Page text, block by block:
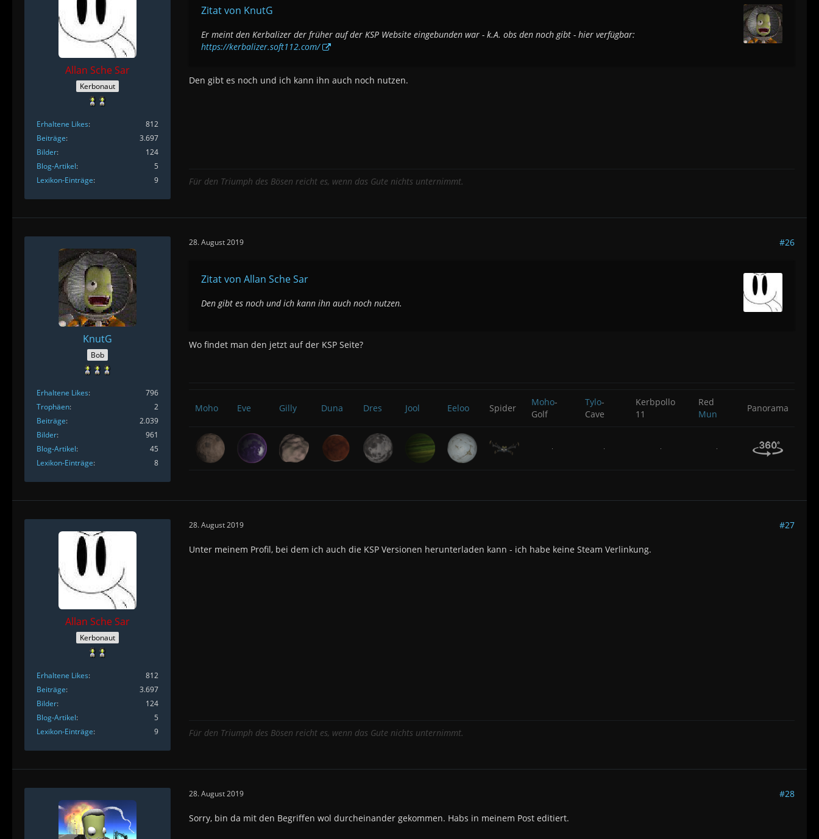
Allan Sche Sar
Kerbonaut
Erhaltene Likes
812
Beiträge
3.697
Bilder
124
Blog-Artikel
5
Lexikon-Einträge
9
Zitat von KnutG
Er meint den Kerbalizer der früher auf der KSP Website eingebunden war - k.A. obs den noch gibt - hier verfügbar:
https://kerbalizer.soft112.com/
Den gibt es noch und ich kann ihn auch noch nutzen.
Für den Triumph des Bösen reicht es, wenn das Gute nichts unternimmt.
KnutG
Bob
Erhaltene Likes
796
Trophäen
2
Beiträge
2.039
Bilder
961
Blog-Artikel
45
Lexikon-Einträge
8
28. August 2019 #26
Zitat von Allan Sche Sar
Den gibt es noch und ich kann ihn auch noch nutzen.
Wo findet man den jetzt auf der KSP Seite?
Moho Eve Gilly Duna Dres Jool Eeloo Spider
Moho-
Golf
Tylo-
Cave
Kerbpollo
11
Red
Mun
Panorama
Allan Sche Sar
Kerbonaut
Erhaltene Likes
812
Beiträge
3.697
Bilder
124
Blog-Artikel
5
Lexikon-Einträge
9
28. August 2019 #27
Unter meinem Profil, bei dem ich auch die KSP Versionen herunterladen kann - ich habe keine Steam Verlinkung.
Für den Triumph des Bösen reicht es, wenn das Gute nichts unternimmt.
28. August 2019 #28
Sorry, bin da mit den Begriffen wol durcheinander gekommen. Habs in meinem Post editiert.